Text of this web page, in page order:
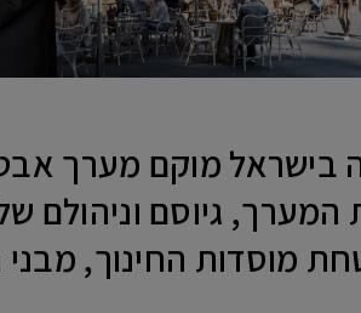
בישראל מוקם מערך
המערך, גיוסם וניהולם
מוסדות החינוך, מבני